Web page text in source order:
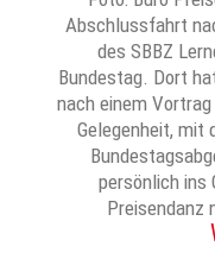
Abschlussfahrt
des SBBZ
Bundestag. Dort
nach einem
Gelegenheit, mit
persönlich ins
Preisendanz